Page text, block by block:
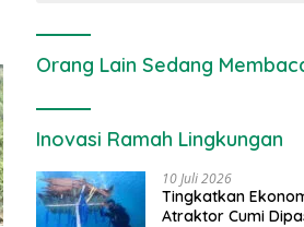
Orang Lain Sedang
Inovasi Ramah Lingkungan
10 Juli 2026
Tingkatkan
Atraktor Cumi